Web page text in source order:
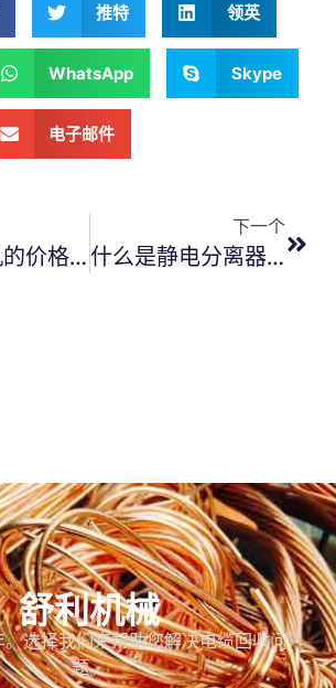
推特 领英
WhatsApp Skype
电子邮件
铜线回收机的价格是多少
下一个
什么是静电分离器？
舒利机械
。选择我们来帮助您解决电缆回收问
题。